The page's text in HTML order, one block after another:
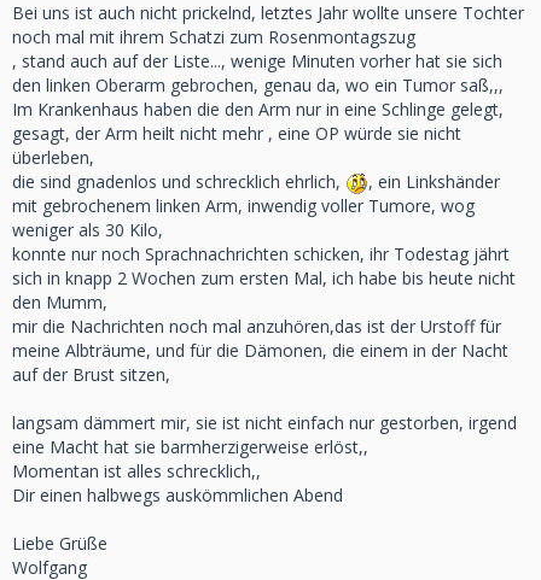
Bei uns ist auch nicht prickelnd, letztes Jahr wollte unsere Tochter
noch mal mit ihrem Schatzi zum Rosenmontagszug
, stand auch auf der Liste..., wenige Minuten vorher hat sie sich
den linken Oberarm gebrochen, genau da, wo ein Tumor saß,,,
Im Krankenhaus haben die den Arm nur in eine Schlinge gelegt,
gesagt, der Arm heilt nicht mehr , eine OP würde sie nicht
überleben,
die sind gnadenlos und schrecklich ehrlich,
, ein Linkshänder
mit gebrochenem linken Arm, inwendig voller Tumore, wog
weniger als 30 Kilo,
konnte nur noch Sprachnachrichten schicken, ihr Todestag jährt
sich in knapp 2 Wochen zum ersten Mal, ich habe bis heute nicht
den Mumm,
mir die Nachrichten noch mal anzuhören,das ist der Urstoff für
meine Albträume, und für die Dämonen, die einem in der Nacht
auf der Brust sitzen,
langsam dämmert mir, sie ist nicht einfach nur gestorben, irgend
eine Macht hat sie barmherzigerweise erlöst,,
Momentan ist alles schrecklich,,
Dir einen halbwegs auskömmlichen Abend
Liebe Grüße
Wolfgang